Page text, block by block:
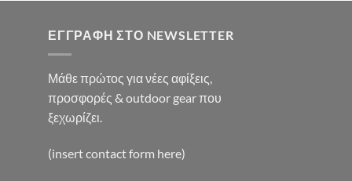
ΕΓΓΡΑΦΉ ΣΤΟ NEWSLETTER
Μάθε πρώτος για νέες αφίξεις,
προσφορές & outdoor gear που
ξεχωρίζει.
(insert contact form here)